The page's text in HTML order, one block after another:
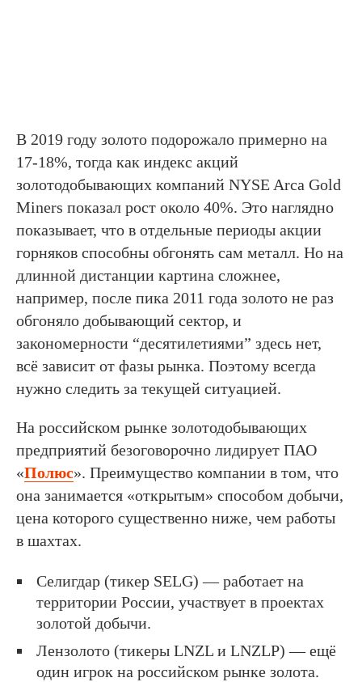
В 2019 году золото подорожало примерно на
17-18%, тогда как индекс акций
золотодобывающих компаний NYSE Arca Gold
Miners показал рост около 40%. Это наглядно
показывает, что в отдельные периоды акции
горняков способны обгонять сам металл. Но на
длинной дистанции картина сложнее,
например, после пика 2011 года золото не раз
обгоняло добывающий сектор, и
закономерности “десятилетиями” здесь нет,
всё зависит от фазы рынка. Поэтому всегда
нужно следить за текущей ситуацией.
На российском рынке золотодобывающих
предприятий безоговорочно лидирует ПАО
«Полюс». Преимущество компании в том, что
она занимается «открытым» способом добычи,
цена которого существенно ниже, чем работы
в шахтах.
Селигдар (тикер SELG) — работает на
территории России, участвует в проектах
золотой добычи.
Лензолото (тикеры LNZL и LNZLP) — ещё
один игрок на российском рынке золота.